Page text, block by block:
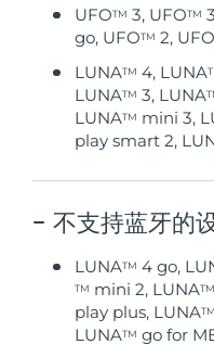
UFOTM 3, UFOTM
go, UFOTM 2, UFO
LUNATM 4, LUNA
LUNATM 3, LUNA
LUNATM mini 3,
play smart 2,
不支持蓝牙的
LUNATM 4 go,
TM mini 2, LUNATM
play plus, LUNATM
LUNATM go for
中国澳门特别行政区
马来西亚
马耳他
摩纳哥
新西兰